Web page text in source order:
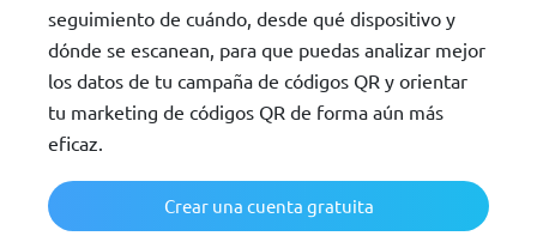
seguimiento de cuándo, desde qué dispositivo y
dónde se escanean, para que puedas analizar mejor
los datos de tu campaña de códigos QR y orientar
tu marketing de códigos QR de forma aún más
eficaz.
Crear una cuenta gratuita